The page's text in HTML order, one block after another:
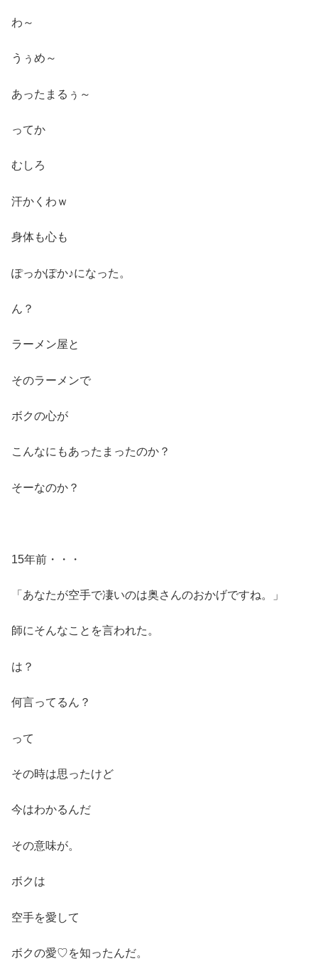
わ～
うぅめ～
あったまるぅ～
ってか
むしろ
汗かくわｗ
身体も心も
ぽっかぽか♪になった。
ん？
ラーメン屋と
そのラーメンで
ボクの心が
こんなにもあったまったのか？
そーなのか？
15年前・・・
「あなたが空手で凄いのは奥さんのおかげですね。」
師にそんなことを言われた。
は？
何言ってるん？
って
その時は思ったけど
今はわかるんだ
その意味が。
ボクは
空手を愛して
ボクの愛♡を知ったんだ。